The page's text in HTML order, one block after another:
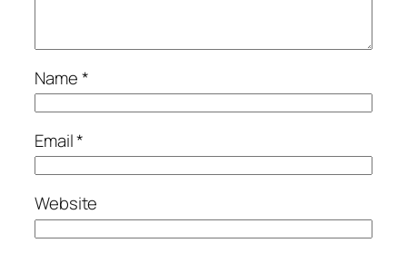
Name*
Email*
Website